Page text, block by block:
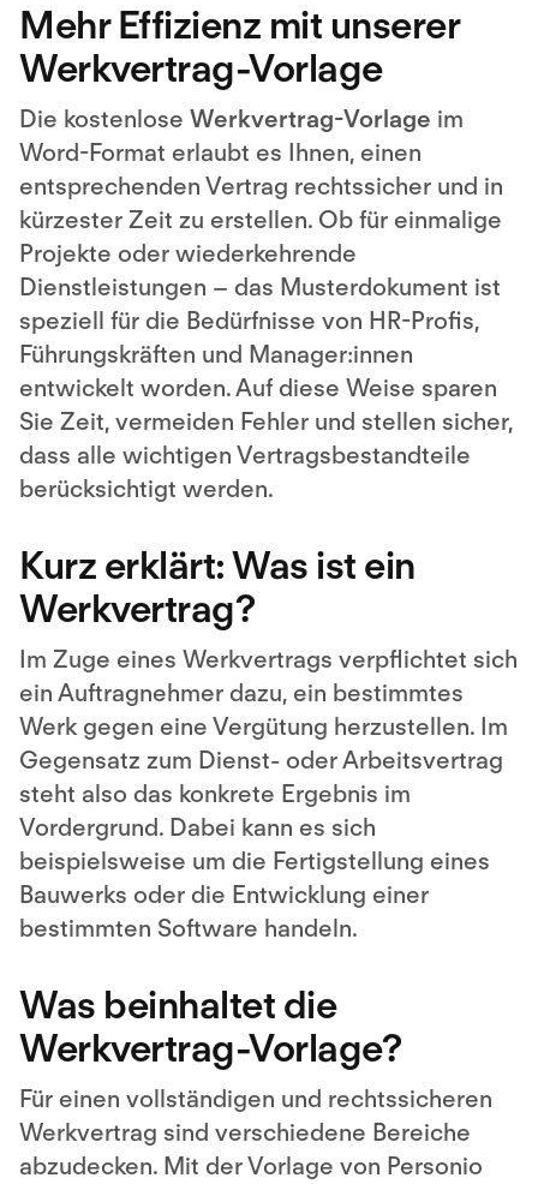
Mehr Effizienz mit unserer
Werkvertrag-Vorlage
Die kostenloseWerkvertrag-Vorlage im
Word-Format erlaubt es Ihnen, einen
entsprechenden Vertrag rechtssicher und in
kürzester Zeit zu erstellen. Ob für einmalige
Projekte oder wiederkehrende
Dienstleistungen – das Musterdokument ist
speziell für die Bedürfnisse von HR-Profis,
Führungskräften und Manager:innen
entwickelt worden. Auf diese Weise sparen
Sie Zeit, vermeiden Fehler und stellen sicher,
dass alle wichtigen Vertragsbestandteile
berücksichtigt werden.
Kurz erklärt: Was ist ein
Werkvertrag?
Im Zuge eines Werkvertrags verpflichtet sich
ein Auftragnehmer dazu, ein bestimmtes
Werk gegen eine Vergütung herzustellen. Im
Gegensatz zum Dienst- oder Arbeitsvertrag
steht also das konkrete Ergebnis im
Vordergrund. Dabei kann es sich
beispielsweise um die Fertigstellung eines
Bauwerks oder die Entwicklung einer
bestimmten Software handeln.
Was beinhaltet die
Werkvertrag-Vorlage?
Für einen vollständigen und rechtssicheren
Werkvertrag sind verschiedene Bereiche
abzudecken. Mit der Vorlage von Personio